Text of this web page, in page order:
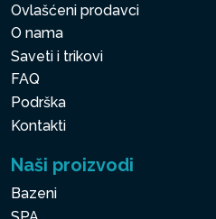
Ovlašćeni prodavci
O nama
Saveti i trikovi
FAQ
Podrška
Kontakti
Naši proizvodi
Bazeni